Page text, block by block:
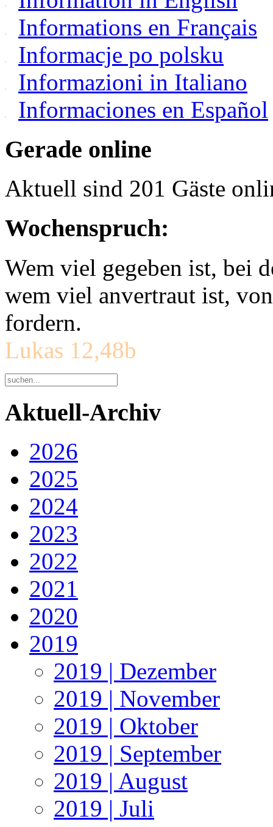
Informations en Français
Informacje po polsku
Informazioni in Italiano
Informaciones en Español
Gerade online
Aktuell sind 201 Gäste
Wochenspruch:
Wem viel gegeben ist, bei
wem viel anvertraut ist,
fordern.
Lukas 12,48b
Aktuell-Archiv
2026
2025
2024
2023
2022
2021
2020
2019
2019 | Dezember
2019 | November
2019 | Oktober
2019 | September
2019 | August
2019 | Juli